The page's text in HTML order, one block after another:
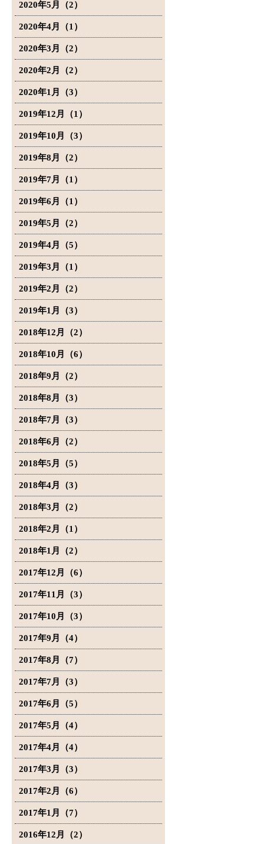
2020年5月（2）
2020年4月（1）
2020年3月（2）
2020年2月（2）
2020年1月（3）
2019年12月（1）
2019年10月（3）
2019年8月（2）
2019年7月（1）
2019年6月（1）
2019年5月（2）
2019年4月（5）
2019年3月（1）
2019年2月（2）
2019年1月（3）
2018年12月（2）
2018年10月（6）
2018年9月（2）
2018年8月（3）
2018年7月（3）
2018年6月（2）
2018年5月（5）
2018年4月（3）
2018年3月（2）
2018年2月（1）
2018年1月（2）
2017年12月（6）
2017年11月（3）
2017年10月（3）
2017年9月（4）
2017年8月（7）
2017年7月（3）
2017年6月（5）
2017年5月（4）
2017年4月（4）
2017年3月（3）
2017年2月（6）
2017年1月（7）
2016年12月（2）